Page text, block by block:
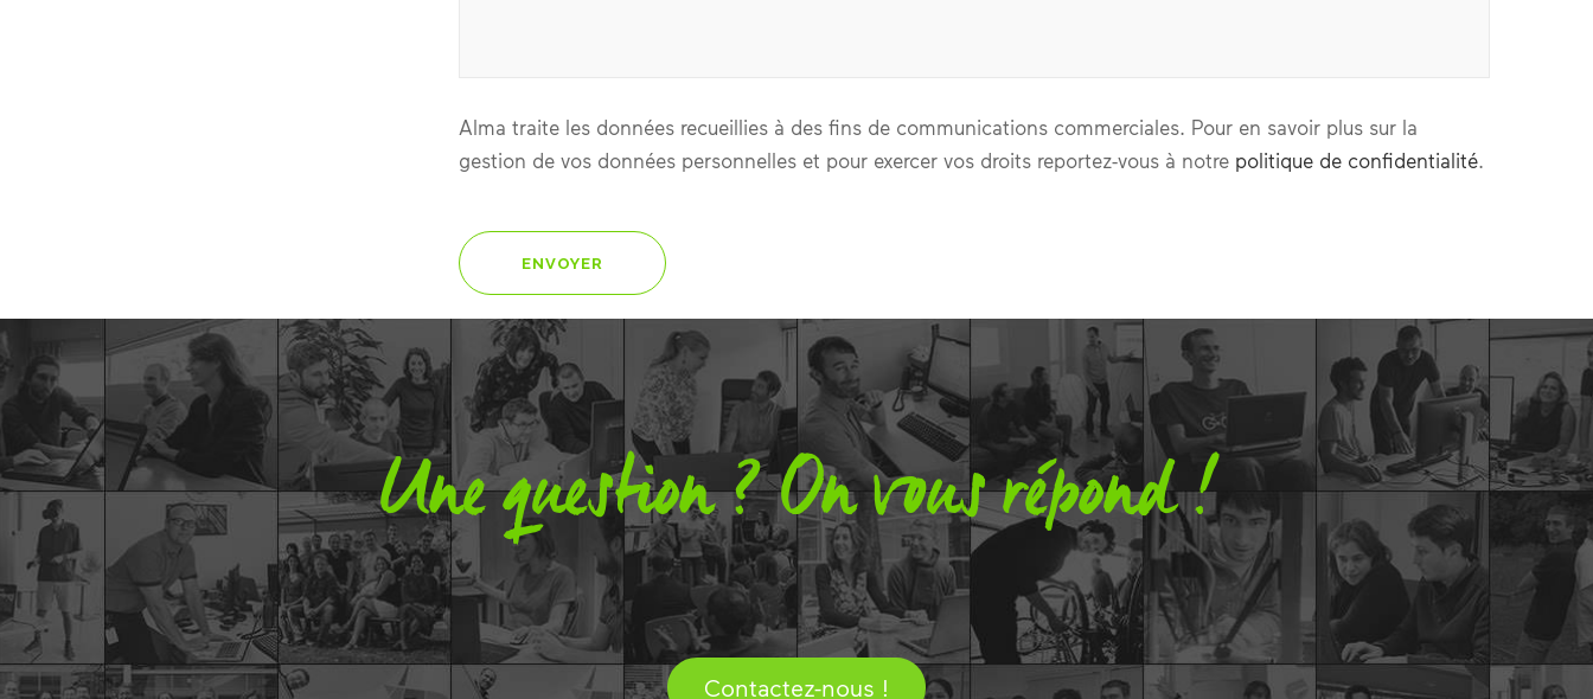
Alma traite les données recueillies à des fins de communications commerciales. Pour en savoir plus sur la
gestion de vos données personnelles et pour exercer vos droits reportez-vous à notre politique de confidentialité.
Une question ? On vous répond !
Contactez-nous !